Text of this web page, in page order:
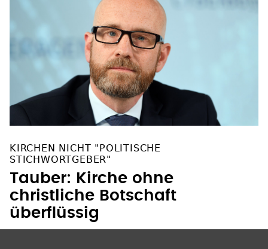
KIRCHEN NICHT "POLITISCHE
STICHWORTGEBER"
Tauber: Kirche ohne
christliche Botschaft
überflüssig